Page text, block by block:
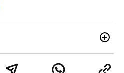
per la scrittura in un lavoro, e